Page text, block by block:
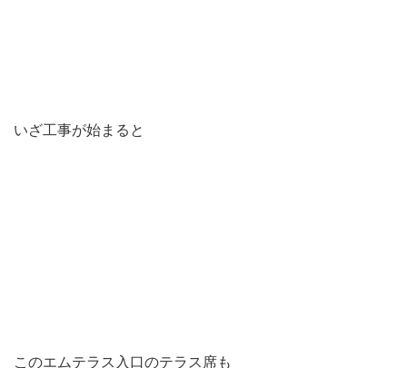
いざ工事が始まると
このエムテラス入口のテラス席も